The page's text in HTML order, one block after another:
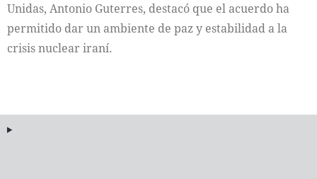
Unidas, Antonio Guterres, destacó que el acuerdo ha
permitido dar un ambiente de paz y estabilidad a la
crisis nuclear iraní.